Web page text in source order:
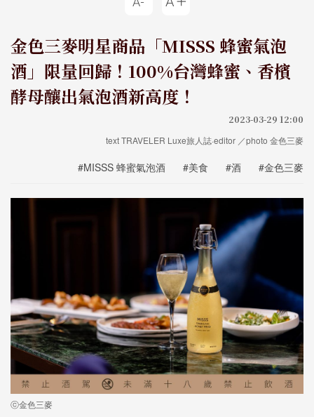
金色三麥明星商品「MISSS 蜂蜜氣泡
酒」限量回歸！100%台灣蜂蜜、香檳
酵母釀出氣泡酒新高度！
2023-03-29 12:00
text TRAVELER Luxe旅人誌·editor ／photo 金色三麥
#MISSS 蜂蜜氣泡酒 #美食 #酒 #金色三麥
ⓒ金色三麥